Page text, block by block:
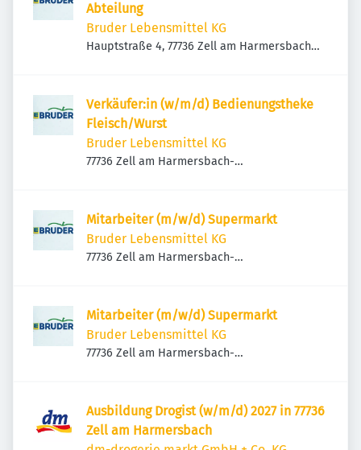
Abteilung
Bruder Lebensmittel KG
Hauptstraße 4, 77736 Zell am Harmersbach,
Verkäufer:in (w/m/d) Bedienungstheke
Fleisch/Wurst
Bruder Lebensmittel KG
77736 Zell am Harmersbach-
Mitarbeiter (m/w/d) Supermarkt
Bruder Lebensmittel KG
77736 Zell am Harmersbach-
Mitarbeiter (m/w/d) Supermarkt
Bruder Lebensmittel KG
77736 Zell am Harmersbach-
Ausbildung Drogist (w/m/d) 2027 in 77736
Zell am Harmersbach